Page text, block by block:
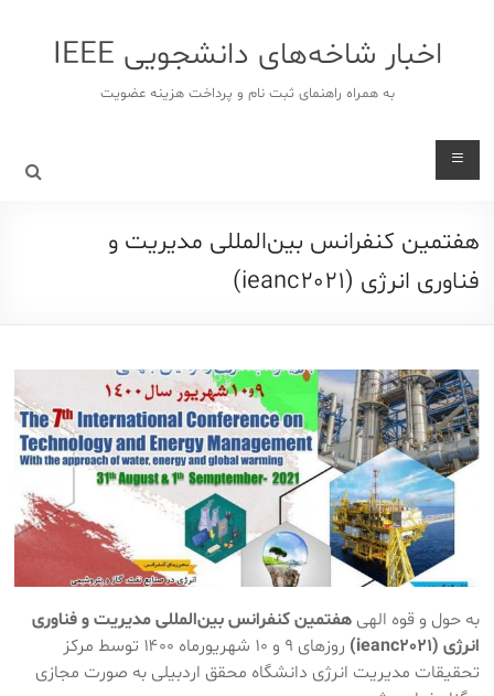
اخبار شاخه‌های دانشجویی IEEE
به همراه راهنمای ثبت نام و پرداخت هزینه عضویت
هفتمین کنفرانس بین‌المللی مدیریت و
فناوری انرژی (ieanc2021)
به حول و قوه الهیهفتمین کنفرانس بین‌المللی مدیریت و فناوری
انرژی (ieanc2021)
روزهای ۹ و ۱۰ شهریورماه ۱۴۰۰ توسط مرکز
تحقیقات مدیریت انرژی دانشگاه محقق اردبیلی به صورت مجازی